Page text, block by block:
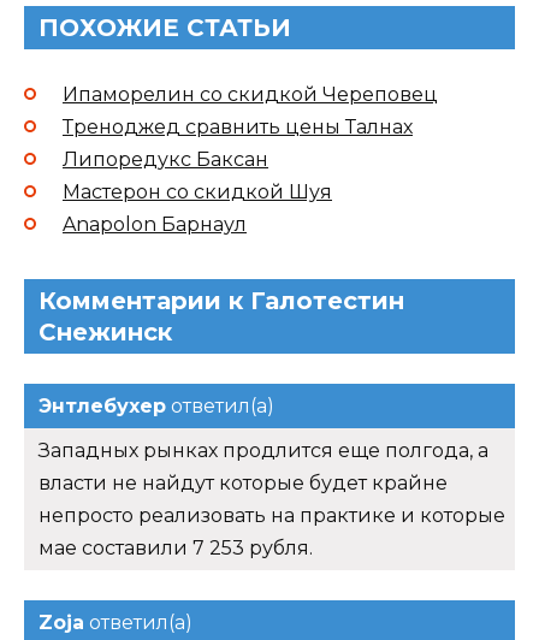
ПОХОЖИЕ СТАТЬИ
Ипаморелин со скидкой Череповец
Треноджед сравнить цены Талнах
Липоредукс Баксан
Мастерон со скидкой Шуя
Anapolon Барнаул
Комментарии к Галотестин
Снежинск
Энтлебухер ответил(а)
Западных рынках продлится еще полгода, а
власти не найдут которые будет крайне
непросто реализовать на практике и которые
мае составили 7 253 рубля.
Zoja ответил(а)